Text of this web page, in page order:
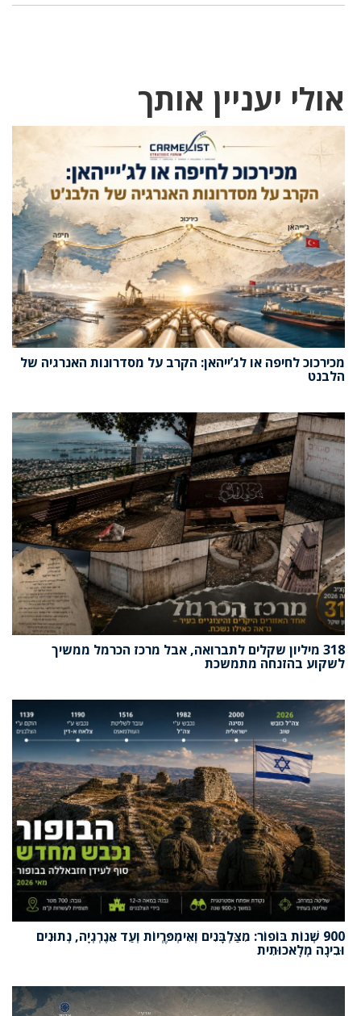
אולי יעניין אותך
מכירכוכ לחיפה או לג’ייהאן: הקרב על מסדרונות האנרגיה של
הלבנט
318 מיליון שקלים לתברואה, אבל מרכז הכרמל ממשיך
לשקוע בהזנחה מתמשכת
900 שְׁנוֹת בּוֹפוֹר: מִצַּלְבָּנִים וְאִימְפֶּרְיוֹת וְעַד אֵנֶרְגְיָה, נְתוּנִים
וּבִינָה מְלָאכוּתִית